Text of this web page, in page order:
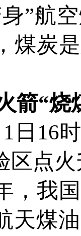
”航
煤炭
“烧
16时
区点
我国
天煤